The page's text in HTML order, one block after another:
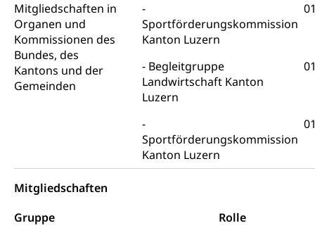
Mitgliedschaften in
Organen und
Kommissionen des
Bundes, des
Kantons und der
Gemeinden
Sportförderungskommission
Kanton Luzern
Begleitgruppe
Landwirtschaft Kanton
Luzern
Sportförderungskommission
Kanton Luzern
Mitgliedschaften
Gruppe
Rolle